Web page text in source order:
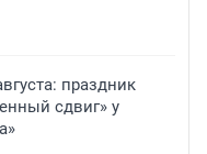
праздник
сдвиг» у